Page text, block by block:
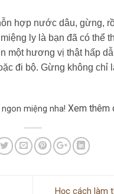
hợp nước dâu, gừng,
ly là bạn đã có thể
một hương vị thật hấp
đi bộ. Gừng không chỉ
miệng nha! Xem thêm
Học cách làm